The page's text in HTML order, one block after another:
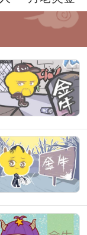
能性。
层次的，它
也可以反映
意义。挖坑
中有着不同
的生活经历
的梦境，不
绘，而是需
。它可能是